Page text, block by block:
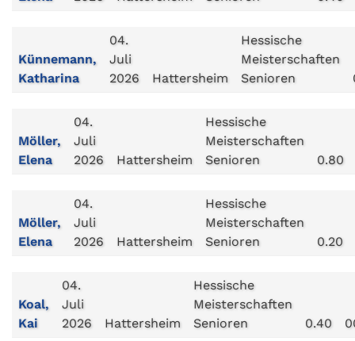
Künnemann,
Katharina
04.
Juli
2026
Hattersheim
Hessische
Meisterschaften
Senioren
Möller,
Elena
04.
Juli
2026
Hattersheim
Hessische
Meisterschaften
Senioren
0.80
Möller,
Elena
04.
Juli
2026
Hattersheim
Hessische
Meisterschaften
Senioren
0.20
Koal,
Kai
04.
Juli
2026
Hattersheim
Hessische
Meisterschaften
Senioren
0.40